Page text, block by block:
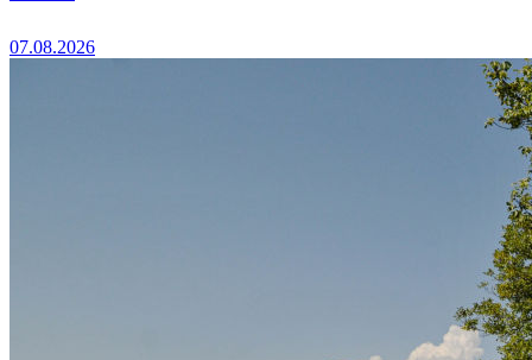
07.08.2026